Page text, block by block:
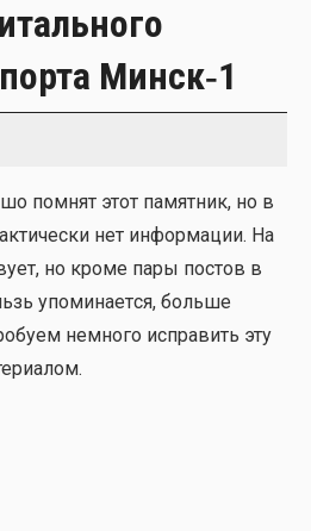
Минск‑1
пом­нят этот памят­ник, но в
нет инфор­ма­ции. На
но кро­ме пары постов в
упо­ми­на­ет­ся, боль­ше
немно­го испра­вить эту